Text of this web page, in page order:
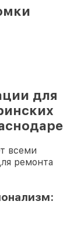
для
всеми
ремонта